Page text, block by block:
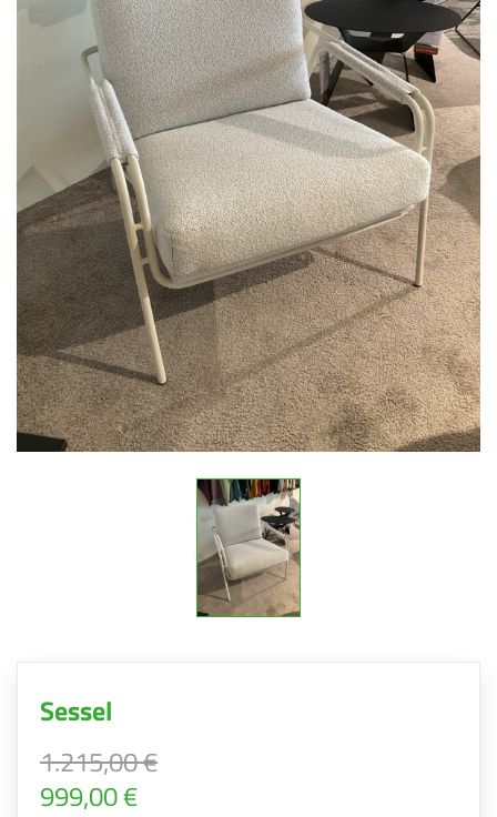
Sessel
1.215,00 €
999,00 €